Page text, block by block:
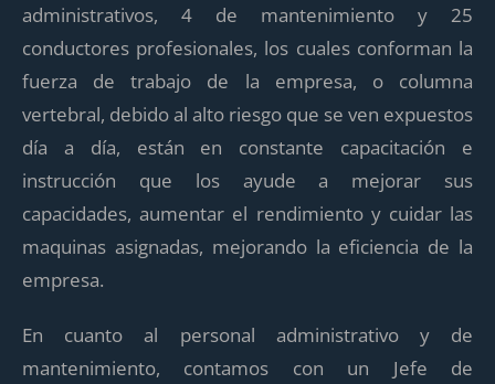
administrativos, 4 de mantenimiento y 25
conductores profesionales, los cuales conforman la
fuerza de trabajo de la empresa, o columna
vertebral, debido al alto riesgo que se ven expuestos
día a día, están en constante capacitación e
instrucción que los ayude a mejorar sus
capacidades, aumentar el rendimiento y cuidar las
maquinas asignadas, mejorando la eficiencia de la
empresa.
En cuanto al personal administrativo y de
mantenimiento, contamos con un Jefe de